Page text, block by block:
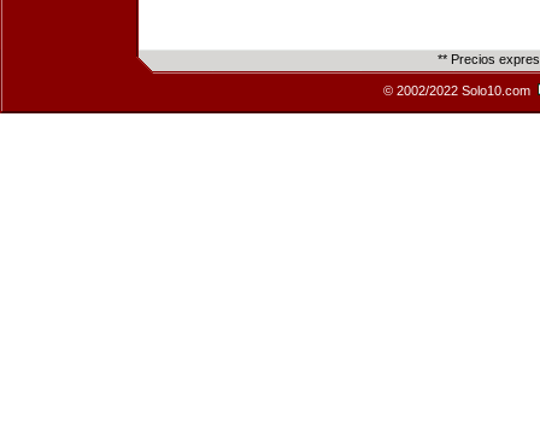
** Precios
© 2002/2022 Solo10.com